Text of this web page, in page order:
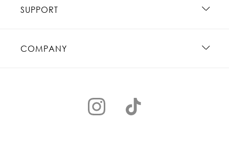
SUPPORT
COMPANY